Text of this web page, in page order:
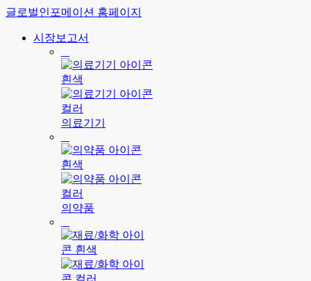
글로벌인포메이션 홈페이지
시장보고서
의료기기
의약품